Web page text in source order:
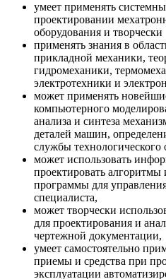
умеет применять
проектировании
оборудования и творчески
применять знания в
прикладной механики,
гидромеханики,
электротехники и
может применять
компьютерного
анализа и синтеза
деталей машин,
службы технологического
может использовать
проектировать
программы для
специалиста,
может творчески
для проектирования и
чертежной документации,
умеет самостоятельно
приемы и средства при
эксплуатации